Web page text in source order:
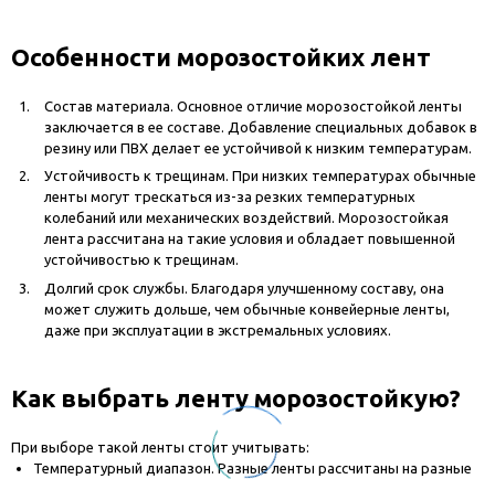
Особенности морозостойких лент
Состав материала. Основное отличие морозостойкой ленты
заключается в ее составе. Добавление специальных добавок в
резину или ПВХ делает ее устойчивой к низким температурам.
Устойчивость к трещинам. При низких температурах обычные
ленты могут трескаться из-за резких температурных
колебаний или механических воздействий. Морозостойкая
лента рассчитана на такие условия и обладает повышенной
устойчивостью к трещинам.
Долгий срок службы. Благодаря улучшенному составу, она
может служить дольше, чем обычные конвейерные ленты,
даже при эксплуатации в экстремальных условиях.
Как выбрать ленту морозостойкую?
При выборе такой ленты стоит учитывать:
Температурный диапазон. Разные ленты рассчитаны на разные